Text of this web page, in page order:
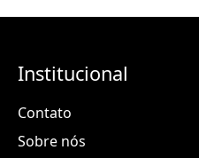
Institucional
Contato
Sobre nós